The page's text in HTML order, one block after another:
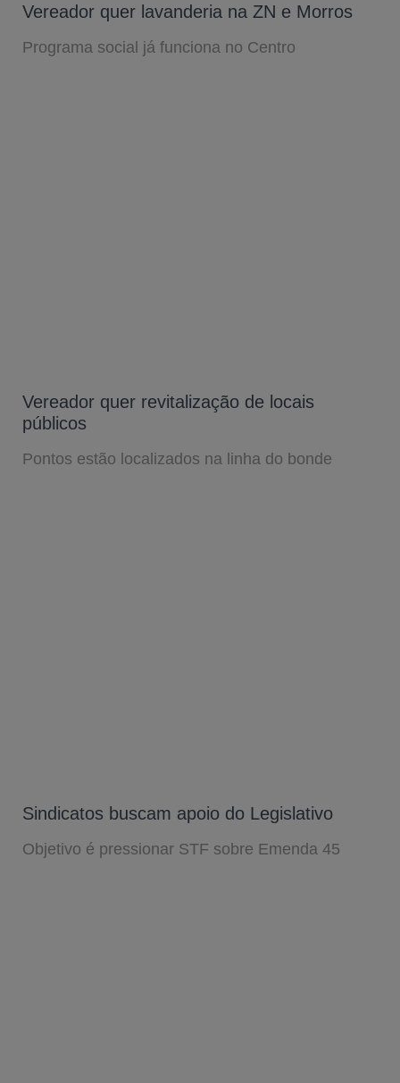
Vereador quer lavanderia na ZN e Morros
Programa social já funciona no Centro
Vereador quer revitalização de locais
públicos
Pontos estão localizados na linha do bonde
Sindicatos buscam apoio do Legislativo
Objetivo é pressionar STF sobre Emenda 45